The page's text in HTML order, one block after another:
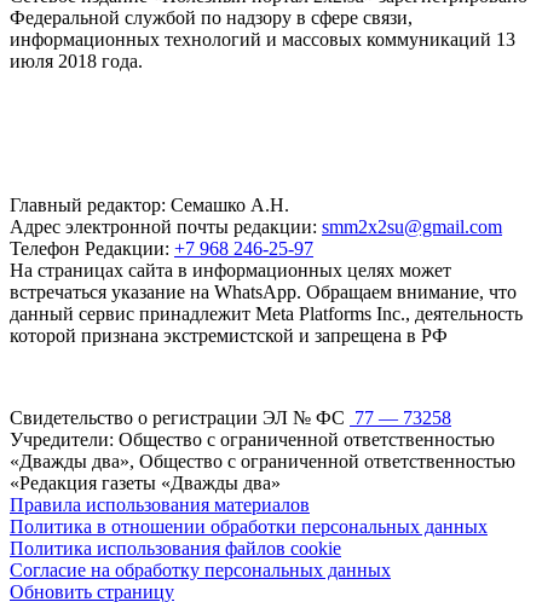
Федеральной службой по надзору в сфере связи,
информационных технологий и массовых коммуникаций 13
июля 2018 года.
Главный редактор: Семашко А.Н.
Адрес электронной почты редакции: smm2x2su@gmail.com
Телефон Редакции: +7 968 246-25-97
На страницах сайта в информационных целях может
встречаться указание на WhatsApp. Обращаем внимание, что
данный сервис принадлежит Meta Platforms Inc., деятельность
которой признана экстремистской и запрещена в РФ
Свидетельство о регистрации ЭЛ № ФС 77 — 73258
Учредители: Общество с ограниченной ответственностью
«Дважды два», Общество с ограниченной ответственностью
«Редакция газеты «Дважды два»
Правила использования материалов
Политика в отношении обработки персональных данных
Политика использования файлов cookie
Согласие на обработку персональных данных
Обновить страницу